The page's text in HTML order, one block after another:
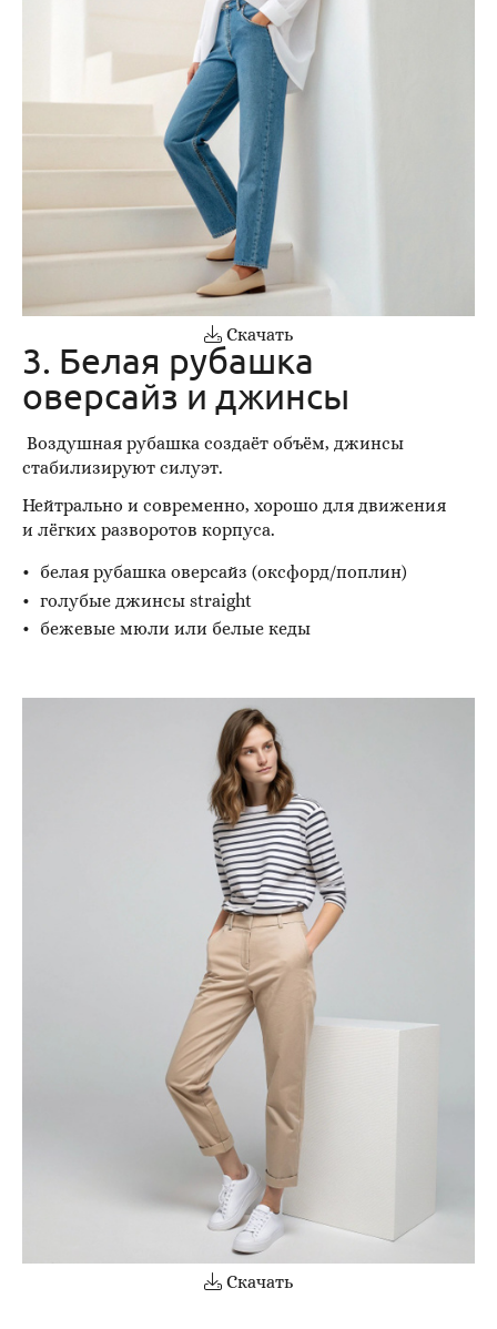
Скачать
3. Белая рубашка
оверсайз и джинсы
Воздушная рубашка создаёт объём, джинсы
стабилизируют силуэт.
Нейтрально и современно, хорошо для движения
и лёгких разворотов корпуса.
белая рубашка оверсайз (оксфорд/поплин)
голубые джинсы straight
бежевые мюли или белые кеды
Скачать